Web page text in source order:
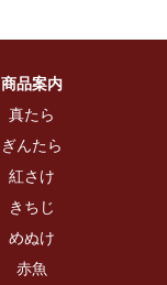
商品案内
真たら
ぎんたら
紅さけ
きちじ
めぬけ
赤魚